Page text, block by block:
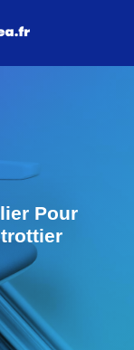
Pour